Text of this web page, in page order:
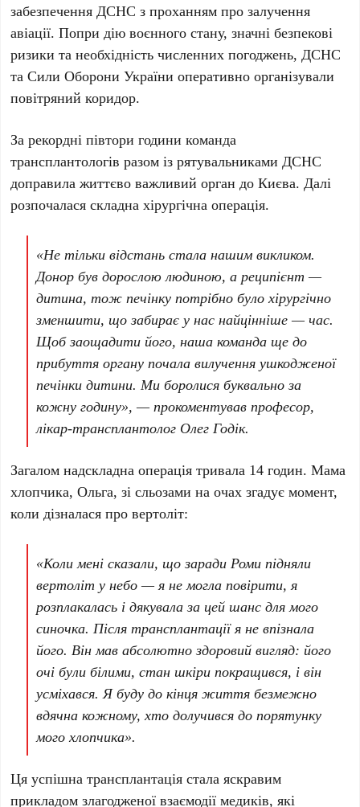
забезпечення ДСНС з проханням про залучення
авіації. Попри діювоєнного стану, значні безпекові
ризики та необхідність численних погоджень,ДСНС
таСили Оборони України оперативно організували
повітряний коридор.
За рекордніпівтори години команда
трансплантологів разом із рятувальникамиДСНС
доправила життєво важливий орган доКиєва. Далі
розпочалася складна хірургічна операція.
«Не тільки відстань стала нашим викликом.
Донор був дорослою людиною, а реципієнт —
дитина, тож печінку потрібно було хірургічно
зменшити, що забирає у нас найцінніше — час.
Щоб заощадити його, наша команда ще до
прибуття органу почала вилучення ушкодженої
печінки дитини. Ми боролися буквально за
кожну годину», — прокоментувавпрофесор,
лікар-трансплантолог Олег Годік.
Загалом надскладна операція тривала 14 годин. Мама
хлопчика,Ольга, зі сльозами на очах згадує момент,
коли дізналася про вертоліт:
«Коли мені сказали, що заради Роми підняли
вертоліт у небо — я не могла повірити, я
розплакалась і дякувала за цей шанс для мого
синочка. Після трансплантації я не впізнала
його. Він мав абсолютно здоровий вигляд: його
очі були білими, стан шкіри покращився, і він
усміхався. Я буду до кінця життя безмежно
вдячна кожному, хто долучився до порятунку
мого хлопчика».
Ця успішна трансплантація стала яскравим
прикладом злагодженої взаємодії медиків, які